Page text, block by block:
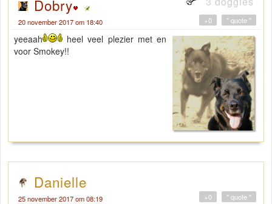
Dobry
20 november 2017 om 18:40 " quote "
+0
yeeaah
heel veel plezier met en
voor Smokey!!
Danielle
25 november 2017 om 08:19 " quote "
+0